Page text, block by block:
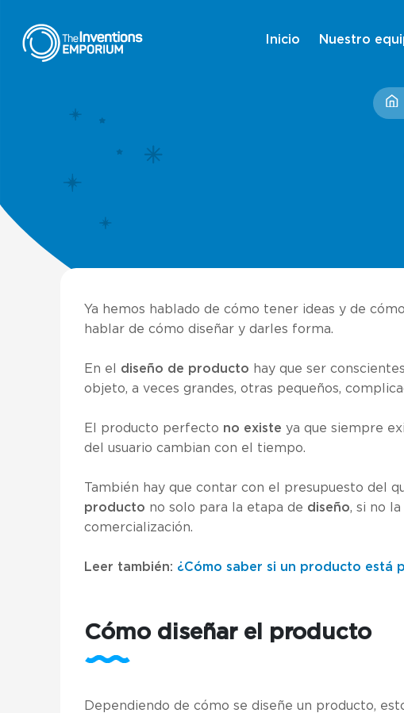
Inicio Nuestro
Ya hemos hablado de cómo tener ideas y de
hablar de cómo diseñar y darles forma.
En el diseño de producto hay que ser
objeto, a veces grandes, otras pequeños,
El producto perfecto no existe ya que siempre
del usuario cambian con el tiempo.
También hay que contar con el presupuesto del
producto no solo para la etapa de diseño, si no
comercialización.
Leer también: ¿Cómo saber si un producto está
Cómo diseñar el producto
Dependiendo de cómo se diseñe un producto,